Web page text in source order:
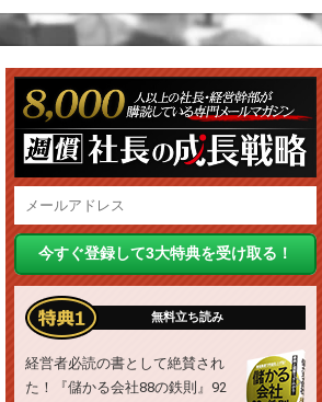
無料立ち読み
経営者必読の書として絶賛され
た！『儲かる会社88の鉄則』92